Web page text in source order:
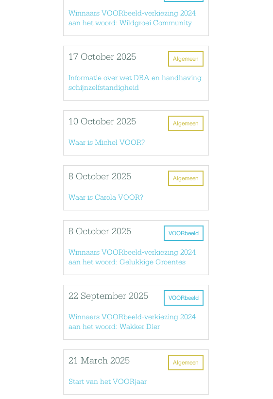
Winnaars VOORbeeld-verkiezing 2024
aan het woord: Wildgroei Community
Algemeen
17 October 2025
Informatie over wet DBA en handhaving
schijnzelfstandigheid
Algemeen
10 October 2025
Waar is Michel VOOR?
Algemeen
8 October 2025
Waar is Carola VOOR?
VOORbeeld
8 October 2025
Winnaars VOORbeeld-verkiezing 2024
aan het woord: Gelukkige Groentes
VOORbeeld
22 September 2025
Winnaars VOORbeeld-verkiezing 2024
aan het woord: Wakker Dier
Algemeen
21 March 2025
Start van het VOORjaar